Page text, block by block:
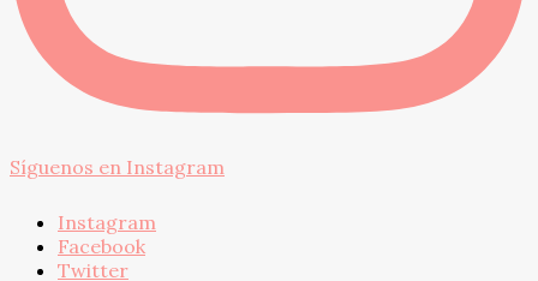
Síguenos en Instagram
Instagram
Facebook
Twitter